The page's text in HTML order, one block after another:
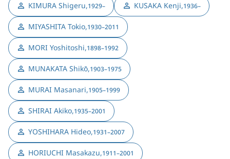
KIMURA Shigeru,1929– KUSAKA Kenji,1936–
MIYASHITA Tokio,1930–2011
MORI Yoshitoshi,1898–1992
MUNAKATA Shikō,1903–1975
MURAI Masanari,1905–1999
SHIRAI Akiko,1935–2001
YOSHIHARA Hideo,1931–2007
HORIUCHI Masakazu,1911–2001